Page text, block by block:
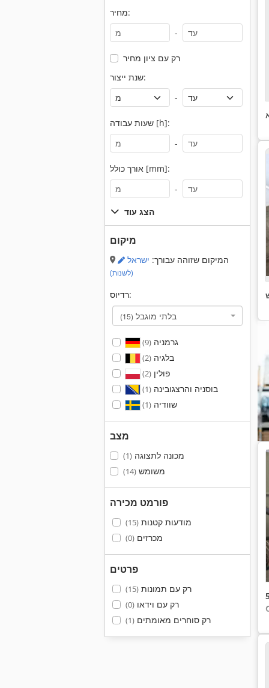
מחיר:
-
רק עם ציון מחיר
שנת ייצור:
-
שעות עבודה [h]:
-
אורך כולל [mm]:
-
הצג עוד
מיקום
המיקום שזוהה עבורך: ישראל
(לשנות)
רדיוס:
בלתי מוגבל (15)
גרמניה(9)
בלגיה(2)
פולין(2)
בוסניה והרצגובינה(1)
שוודיה(1)
מצב
מכונה לתצוגה(1)
משומש(14)
פורמט מכירה
מודעות קטנות(15)
מכרזים(0)
פרטים
רק עם תמונות(15)
רק עם וידאו(0)
רק סוחרים מאומתים(1)